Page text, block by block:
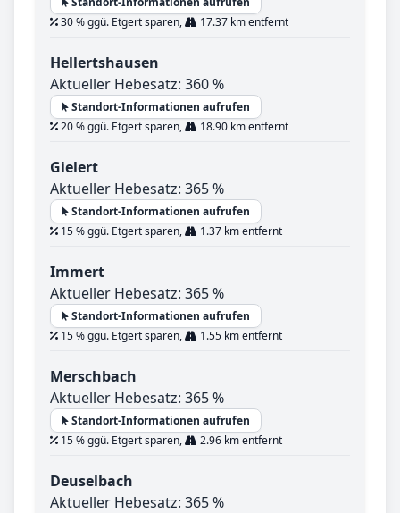
30 % ggü. Etgert sparen,
17.37 km entfernt
Hellertshausen
Aktueller Hebesatz: 360 %
Standort-Informationen aufrufen
20 % ggü. Etgert sparen,
18.90 km entfernt
Gielert
Aktueller Hebesatz: 365 %
Standort-Informationen aufrufen
15 % ggü. Etgert sparen,
1.37 km entfernt
Immert
Aktueller Hebesatz: 365 %
Standort-Informationen aufrufen
15 % ggü. Etgert sparen,
1.55 km entfernt
Merschbach
Aktueller Hebesatz: 365 %
Standort-Informationen aufrufen
15 % ggü. Etgert sparen,
2.96 km entfernt
Deuselbach
Aktueller Hebesatz: 365 %